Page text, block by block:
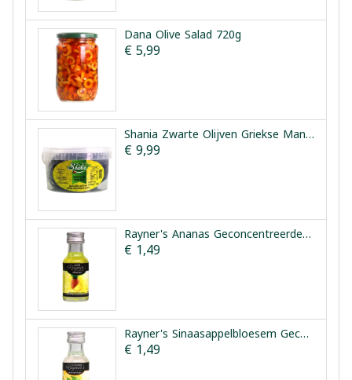
Dana Olive Salad 720g
€ 5,99
Shania Zwarte Olijven Griekse Manier 1.5kg
€ 9,99
Rayner's Ananas Geconcentreerde Smaakessentie 25ml
€ 1,49
Rayner's Sinaasappelbloesem Geconcentreerde Smaakessentie 28ml
€ 1,49